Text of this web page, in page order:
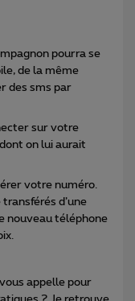
pourra se
de la même
des sms par
sur votre
on lui aurait
votre numéro.
d’une
nouveau téléphone
appelle pour